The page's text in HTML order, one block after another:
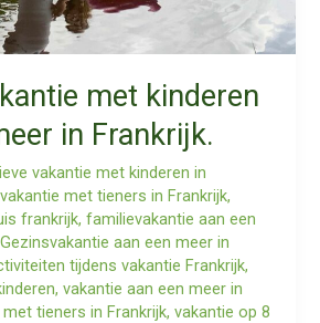
met kinderen
in Frankrijk.
vakantie met kinderen in
met tieners in Frankrijk,
frankrijk,familievakantie aan een
Gezinsvakantie aan een meer in
tijdens vakantie Frankrijk,
,vakantie aan een meer in
tieners in Frankrijk,vakantie op 8